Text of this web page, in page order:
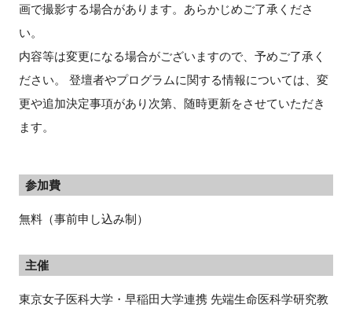
画で撮影する場合があります。あらかじめご了承くださ
い。
内容等は変更になる場合がございますので、予めご了承く
ださい。 登壇者やプログラムに関する情報については、変
更や追加決定事項があり次第、随時更新をさせていただき
ます。
参加費
無料（事前申し込み制）
主催
東京女子医科大学・早稲田大学連携 先端生命医科学研究教